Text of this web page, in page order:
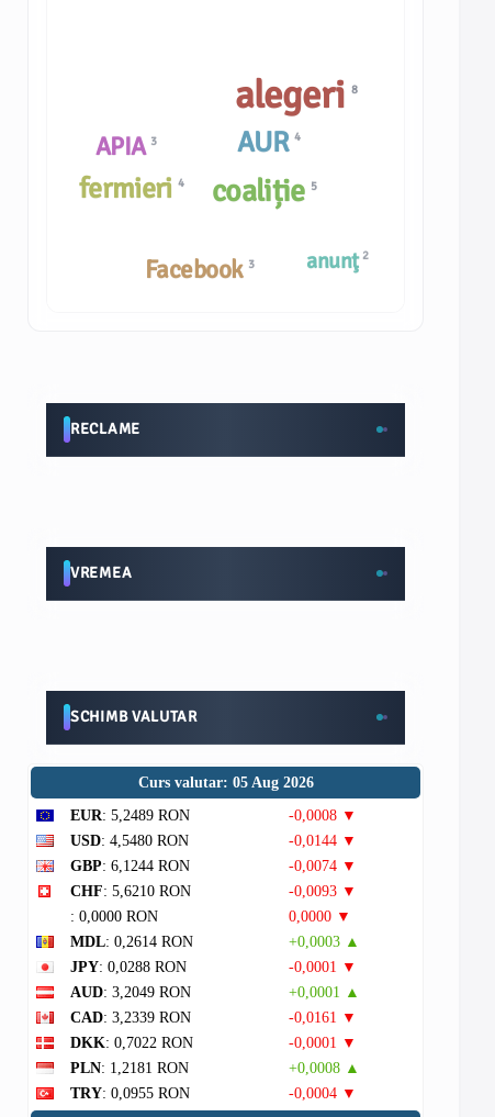
alegeri 8
anunţ 2
coaliție 5
APIA 3
Facebook 3
AUR4
fermieri4
RECLAME
VREMEA
SCHIMB VALUTAR
Curs valutar: 05 Aug 2026
EUR: 5,2489 RON
-0,0008 ▼
USD: 4,5480 RON
-0,0144 ▼
GBP: 6,1244 RON
-0,0074 ▼
CHF: 5,6210 RON
-0,0093 ▼
: 0,0000 RON
0,0000 ▼
MDL: 0,2614 RON
+0,0003 ▲
JPY: 0,0288 RON
-0,0001 ▼
AUD: 3,2049 RON
+0,0001 ▲
CAD: 3,2339 RON
-0,0161 ▼
DKK: 0,7022 RON
-0,0001 ▼
PLN: 1,2181 RON
+0,0008 ▲
TRY: 0,0955 RON
-0,0004 ▼